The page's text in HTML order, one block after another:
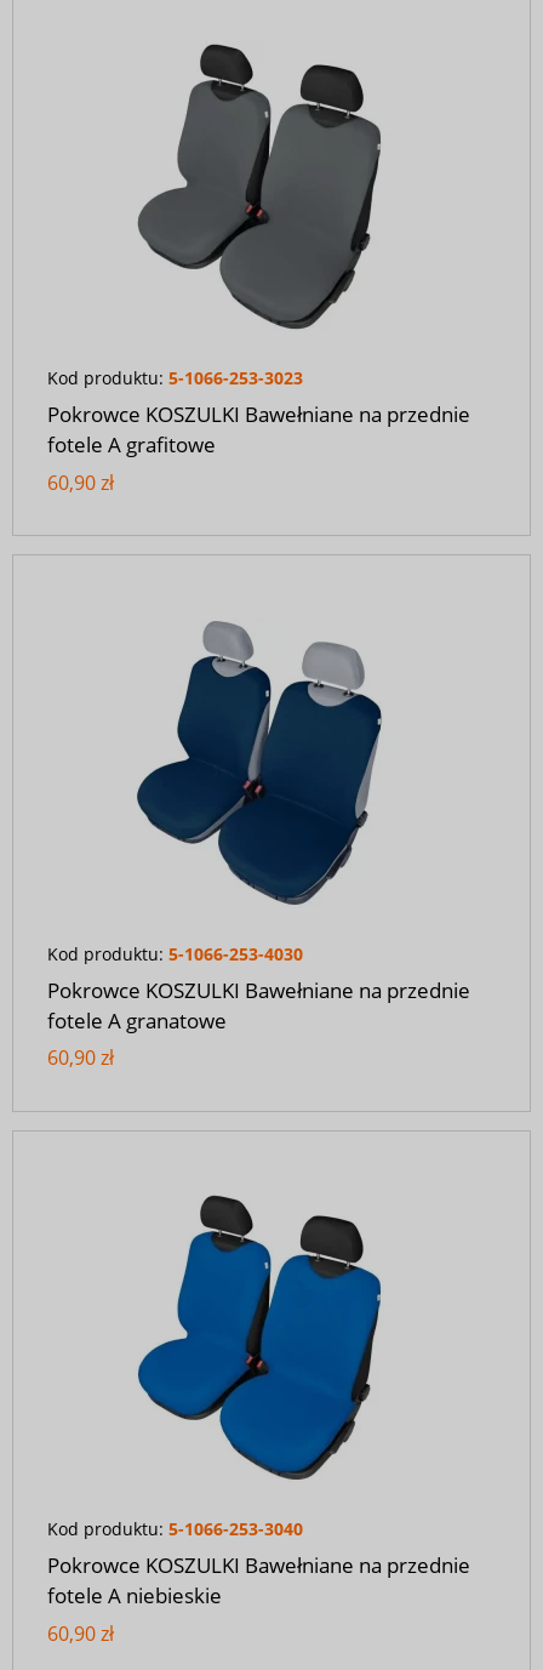
Kod produktu: 5-1066-253-3023
Pokrowce KOSZULKI Bawełniane na przednie
fotele A grafitowe
60,90 zł
Kod produktu: 5-1066-253-4030
Pokrowce KOSZULKI Bawełniane na przednie
fotele A granatowe
60,90 zł
Kod produktu: 5-1066-253-3040
Pokrowce KOSZULKI Bawełniane na przednie
fotele A niebieskie
60,90 zł